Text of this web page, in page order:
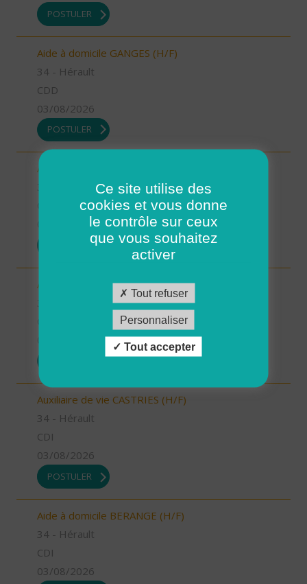
POSTULER
Aide à domicile GANGES (H/F)
34 - Hérault
CDD
03/08/2026
POSTULER
Auxiliaire de vie GANGES (H/F)
03/08/2026
POSTULER
Aide à domicile CASTRIES (H/F)
Auxiliaire de vie CASTRIES (H/F)
34 - Hérault
CDI
03/08/2026
POSTULER
Aide à domicile BERANGE (H/F)
34 - Hérault
CDI
03/08/2026
Ce site utilise des
cookies et vous donne
le contrôle sur ceux
que vous souhaitez
activer
Tout refuser
Personnaliser
Tout accepter